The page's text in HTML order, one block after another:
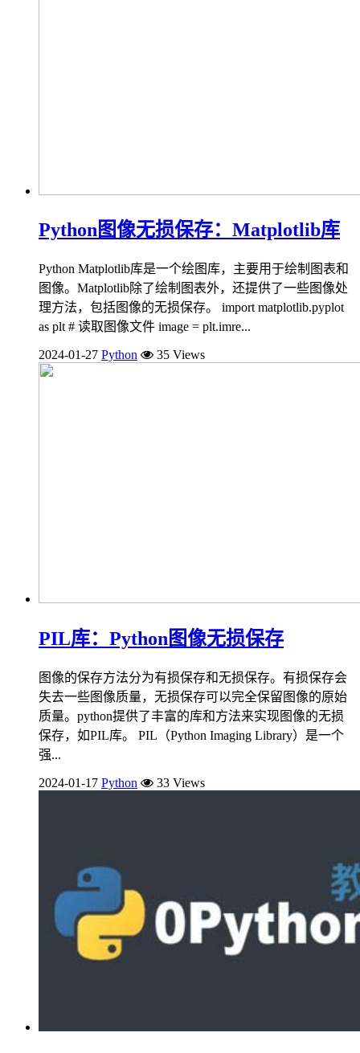
Python图像无损保存：Matplotlib库
Python Matplotlib库是一个绘图库，主要用于绘制图表和
图像。Matplotlib除了绘制图表外，还提供了一些图像处
理方法，包括图像的无损保存。 import matplotlib.pyplot
as plt # 读取图像文件 image = plt.imre...
2024-01-27 Python 35 Views
PIL库：Python图像无损保存
图像的保存方法分为有损保存和无损保存。有损保存会
失去一些图像质量，无损保存可以完全保留图像的原始
质量。python提供了丰富的库和方法来实现图像的无损
保存，如PIL库。 PIL（Python Imaging Library）是一个
强...
2024-01-17 Python 33 Views